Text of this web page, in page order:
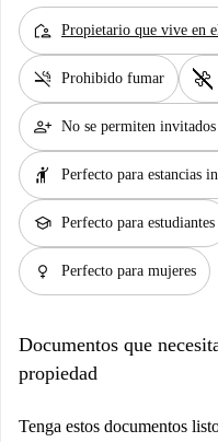
location_away Propietario que vive en
smoke_free Prohibido fumar pet_supplies
person_add No se permiten invitados
hail Perfecto para estancias
school Perfecto para estudiantes
female Perfecto para mujeres
Documentos que
propiedad
Tenga estos documentos